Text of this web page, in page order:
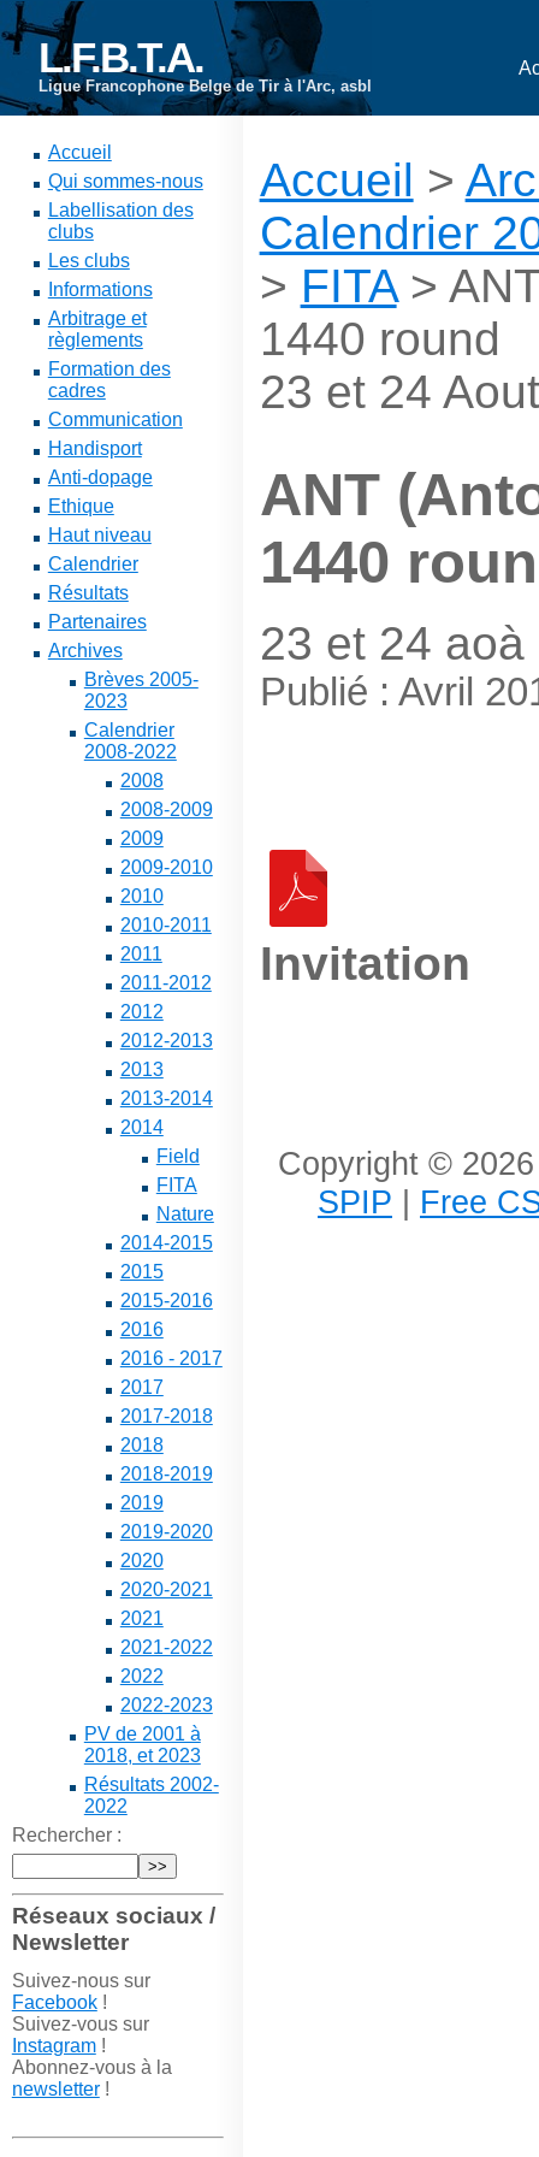
L.F.B.T.A.
Ligue Francophone Belge de Tir à l'Arc, asbl
Accueil
Qui sommes-nous
Labellisation des
clubs
Les clubs
Informations
Arbitrage et
règlements
Formation des
cadres
Communication
Handisport
Anti-dopage
Ethique
Haut niveau
Calendrier
Résultats
Partenaires
Archives
Brèves 2005-
2023
Calendrier
2008-2022
2008
2008-2009
2009
2009-2010
2010
2010-2011
2011
2011-2012
2012
2012-2013
2013
2013-2014
2014
Field
FITA
Nature
2014-2015
2015
2015-2016
2016
2016 - 2017
2017
2017-2018
2018
2018-2019
2019
2019-2020
2020
2020-2021
2021
2021-2022
2022
2022-2023
PV de 2001 à
2018, et 2023
Résultats 2002-
2022
Rechercher :
Réseaux sociaux /
Newsletter
Suivez-nous sur
Facebook!
Suivez-vous sur
Instagram!
Abonnez-vous à la
newsletter!
Accueil >
Calendrier
> FITA>
1440 round
23 et 24 Aout
ANT
1440
23 et 24 aoà
Publié : Avril
Invitation
Copyright ©
SPIP | Free